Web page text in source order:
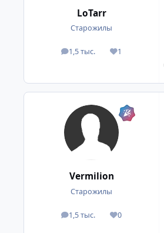
LoTarr
Старожилы
1,5 тыс.
посты 1
Репутация
Vermilion
Старожилы
1,5 тыс.
посты 0
Репутация